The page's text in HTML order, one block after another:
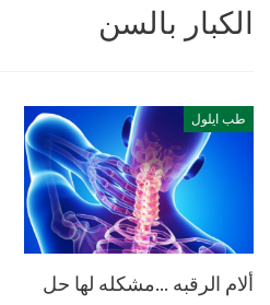
الكبار بالسن
طب ايلول
ألام الرقبه …مشكله لها حل